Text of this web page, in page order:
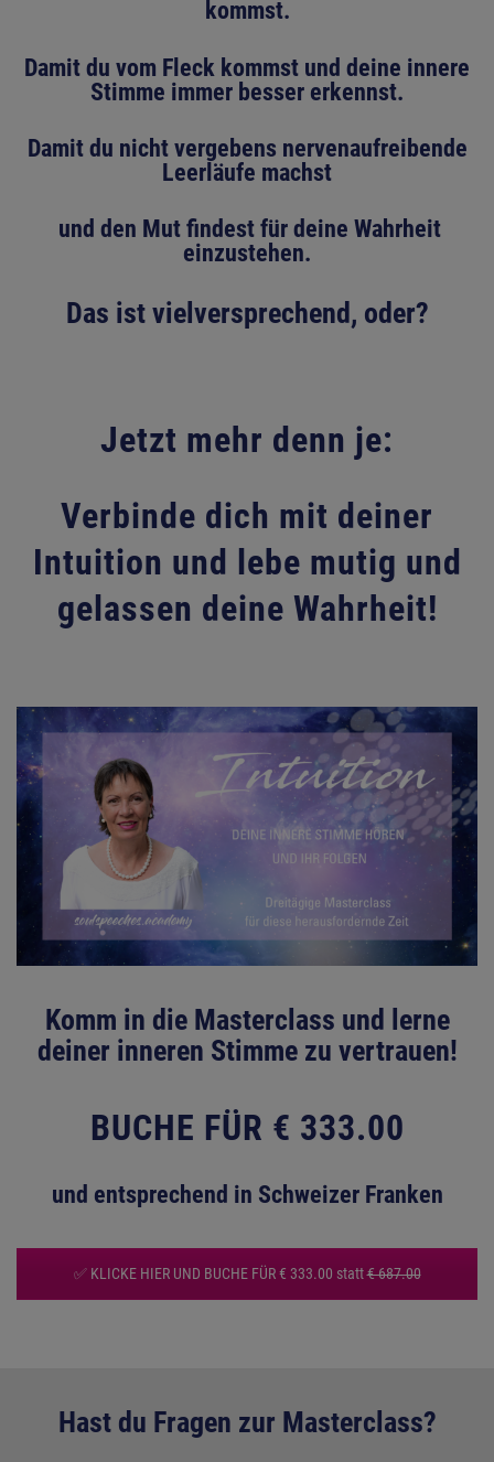
kommst.
Damit du vom Fleck kommst und deine innere
Stimme immer besser erkennst.
Damit du nicht vergebens nervenaufreibende
Leerläufe machst
und den Mut findest für deine Wahrheit
einzustehen.
Das ist vielversprechend, oder?
Jetzt mehr denn je:
Verbinde dich mit deiner
Intuition und lebe mutig und
gelassen deine Wahrheit!
Komm in die Masterclass und lerne
deiner inneren Stimme zu vertrauen!
BUCHE FÜR € 333.00
und entsprechend in Schweizer Franken
✅ KLICKE HIER UND BUCHE FÜR € 333.00 statt€ 687.00
Hast du Fragen zur Masterclass?